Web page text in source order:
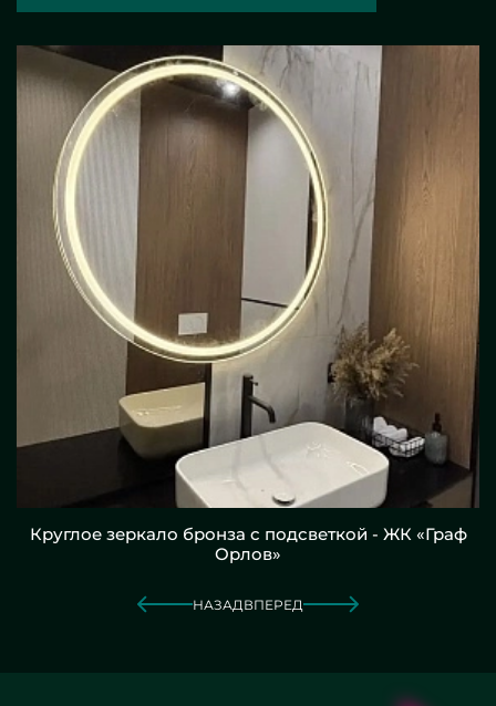
Круглое зеркало бронза с подсветкой - ЖК «Граф
Орлов»
НАЗАД ВПЕРЕД